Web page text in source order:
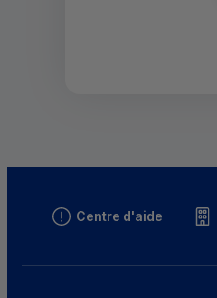
Centre d'aide